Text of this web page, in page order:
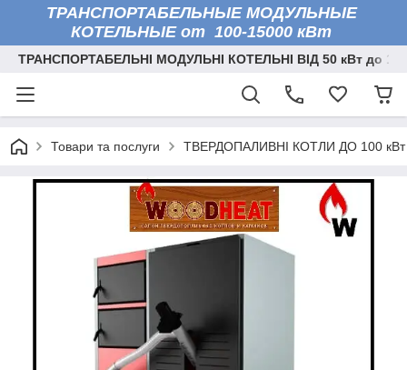
ТРАНСПОРТАБЕЛЬНЫЕ МОДУЛЬНЫЕ
КОТЕЛЬНЫЕ от 100-15000 кВт
ТРАНСПОРТАБЕЛЬНІ МОДУЛЬНІ КОТЕЛЬНІ ВІД 50 кВт до
Товари та послуги ТВЕРДОПАЛИВНІ КОТЛИ ДО 100 кВт